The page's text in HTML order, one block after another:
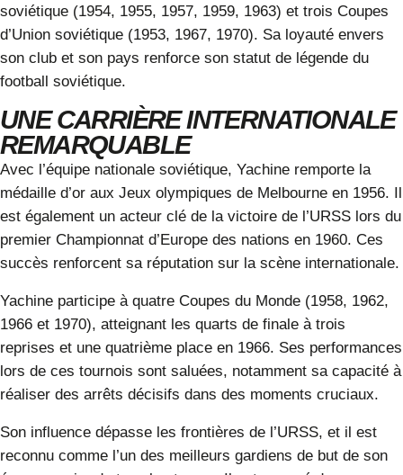
soviétique (1954, 1955, 1957, 1959, 1963) et trois Coupes
d’Union soviétique (1953, 1967, 1970). Sa loyauté envers
son club et son pays renforce son statut de légende du
football soviétique.
UNE CARRIÈRE INTERNATIONALE
REMARQUABLE
Avec l’équipe nationale soviétique, Yachine remporte la
médaille d’or aux Jeux olympiques de Melbourne en 1956. Il
est également un acteur clé de la victoire de l’URSS lors du
premier Championnat d’Europe des nations en 1960. Ces
succès renforcent sa réputation sur la scène internationale.
Yachine participe à quatre Coupes du Monde (1958, 1962,
1966 et 1970), atteignant les quarts de finale à trois
reprises et une quatrième place en 1966. Ses performances
lors de ces tournois sont saluées, notamment sa capacité à
réaliser des arrêts décisifs dans des moments cruciaux.
Son influence dépasse les frontières de l’URSS, et il est
reconnu comme l’un des meilleurs gardiens de but de son